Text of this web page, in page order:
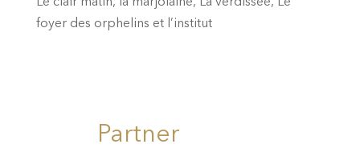
foyer des orphelins et l’institut
Partner